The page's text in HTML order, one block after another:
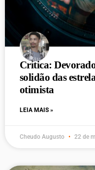
Crítica:
solidão das
otimista
LEIA MAIS »
Cheudo Augusto 22 de